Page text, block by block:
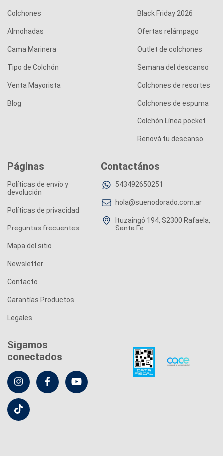
Colchones
Almohadas
Cama Marinera
Tipo de Colchón
Venta Mayorista
Blog
Black Friday 2026
Ofertas relámpago
Outlet de colchones
Semana del descanso
Colchones de resortes
Colchones de espuma
Colchón Línea pocket
Renová tu descanso
Páginas
Políticas de envío y
devolución
Políticas de privacidad
Preguntas frecuentes
Mapa del sitio
Newsletter
Contacto
Garantías Productos
Legales
Contactános
543492650251
hola@suenodorado.com.ar
Ituzaingó 194, S2300 Rafaela,
Santa Fe
Sigamos
conectados